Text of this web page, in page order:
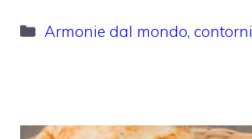
Categorie
Armonie dal mondo,contorni